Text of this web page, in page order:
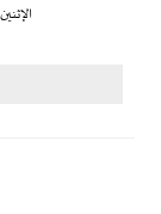
الإثنين